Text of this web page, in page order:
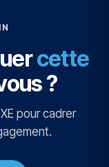
cette
?
pour cadrer